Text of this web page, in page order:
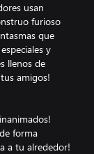
usan
furioso
que
y
llenos de
amigos!
forma
a tu alrededor!